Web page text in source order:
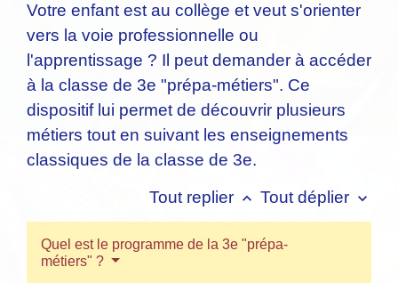
Votre enfant est au collège et veut s'orienter
vers la voie professionnelle ou
l'apprentissage ? Il peut demander à accéder
à la classe de 3e "prépa-métiers". Ce
dispositif lui permet de découvrir plusieurs
métiers tout en suivant les enseignements
classiques de la classe de 3e.
Tout replier keyboard_arrow_up Tout déplier keyboard_arrow_down
Quel est le programme de la 3e "prépa-
métiers" ?